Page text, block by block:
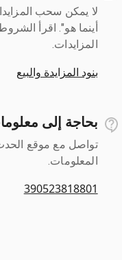
لا يمكن سحب
أينما هو". اقرأ
المزايدات.
بنود المزايدة والبيع
بحاجة إلى
تواصل مع موقع
المعلومات.
390523818801